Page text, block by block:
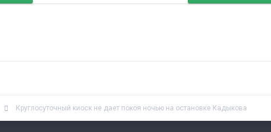
Круглосуточный киоск не дает покоя ночью на остановке Кадыкова